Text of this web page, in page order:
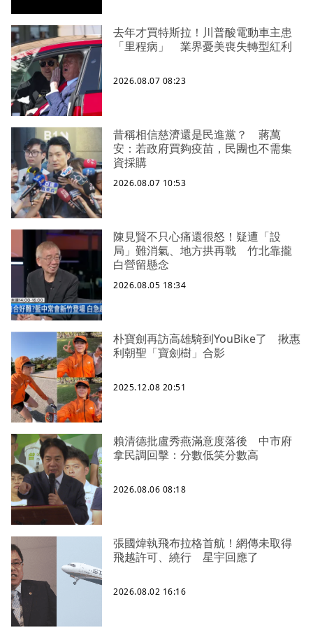
去年才買特斯拉！川普酸電動車主患
「里程病」 業界憂美喪失轉型紅利
2026.08.07 08:23
昔稱相信慈濟還是民進黨？ 蔣萬
安：若政府買夠疫苗，民團也不需集
資採購
2026.08.07 10:53
陳見賢不只心痛還很怒！疑遭「設
局」難消氣、地方拱再戰 竹北靠攏
白營留懸念
2026.08.05 18:34
朴寶劍再訪高雄騎到YouBike了 揪惠
利朝聖「寶劍樹」合影
2025.12.08 20:51
賴清德批盧秀燕滿意度落後 中市府
拿民調回擊：分數低笑分數高
2026.08.06 08:18
張國煒執飛布拉格首航！網傳未取得
飛越許可、繞行 星宇回應了
2026.08.02 16:16